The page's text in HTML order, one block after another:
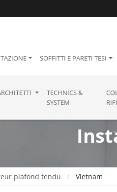
SOFFITTI E PARETI TESI
TECHNICS &
SYSTEM
plafond tendu Vietnam